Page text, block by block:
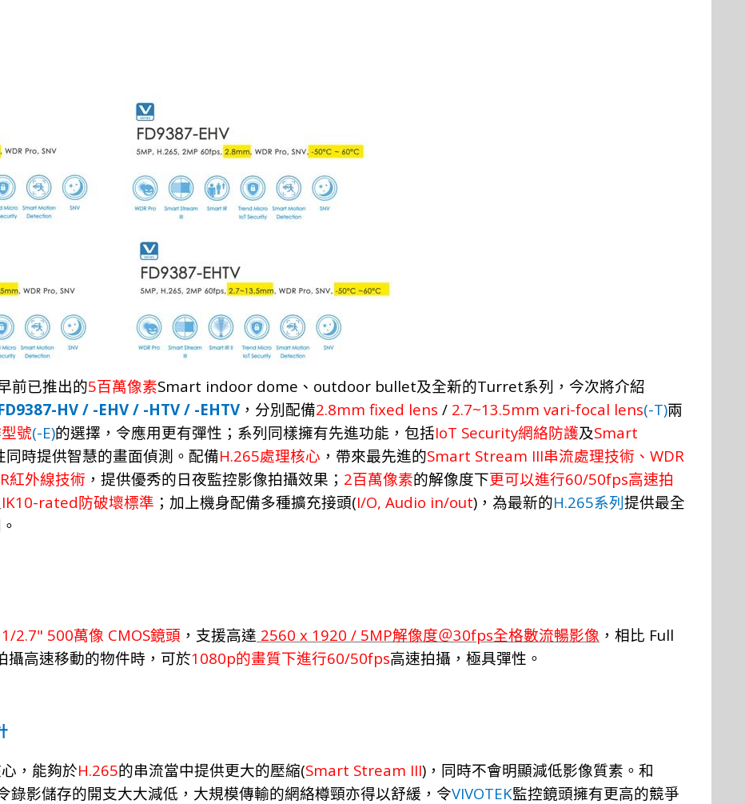
前已推出的5百萬像素Smart indoor dome 、 outdoor bullet及全新的Turret系列， 今次將介紹
HV / -EHV / -HTV / -EHTV ， 分別 配備2.8mm fixed lens / 2.7~13.5mm vari-focal lens(-T)兩
型號(-E)的選擇， 令應用更有彈性； 系列 同樣擁有先進功能， 包括IoT Security網絡防護及Smart
同 時提供智慧的畫面偵測。配備H.265處理核心 ，帶來最先進的Smart Stream III串流處理技術、 WDR
紅外線技術 ，提供優秀的日夜監控影像拍攝效果； 2百萬像素的解像度下更可以進行60/50fps高速拍
IK10-rated 防破壞標準 ；加上機身配備多種擴充接頭(I/O, Audio in/out) ，為最新的H.265系列 提供最全
1/2.7" 500萬像 CMOS鏡頭 ，支援高達 2560 x 1920 / 5MP解像度＠30fps全格數流暢影像 ，相比 Full
攝高速移動的物件時 ， 可於1080p的畫質下進行60/50fps高速拍攝， 極具彈性。
，能夠於H.265的串流當中提供更大的壓縮(Smart Stream III) ，同時不會明顯減低影像質素。 和
錄影儲存的開支大大減低，大規模傳輸的網絡樽頸亦得以舒緩，令VIVOTEK監控鏡頭擁有更高的競爭